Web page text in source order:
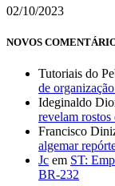
02/10/2023
NOVOS
Tutoriais do
de
Ideginaldo
revelam rostos
Francisco
algemar
Jc em ST:
BR-232